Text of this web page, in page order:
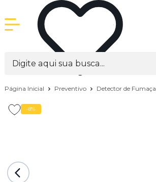
Página Inicial Preventivo Detector de Fumaça
-8%